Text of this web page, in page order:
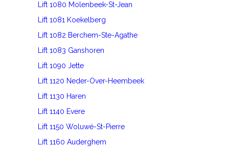
Lift 1080 Molenbeek-St-Jean
Lift 1081 Koekelberg
Lift 1082 Berchem-Ste-Agathe
Lift 1083 Ganshoren
Lift 1090 Jette
Lift 1120 Neder-Over-Heembeek
Lift 1130 Haren
Lift 1140 Evere
Lift 1150 Woluwé-St-Pierre
Lift 1160 Auderghem